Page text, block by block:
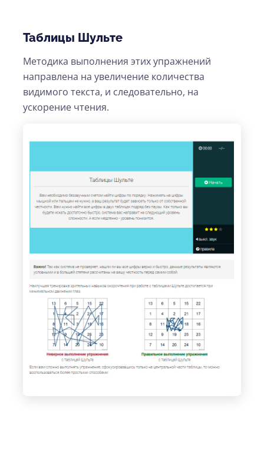
Таблицы Шульте
Методика выполнения этих упражнений
направлена на увеличение количества
видимого текста, и следовательно, на
ускорение чтения.